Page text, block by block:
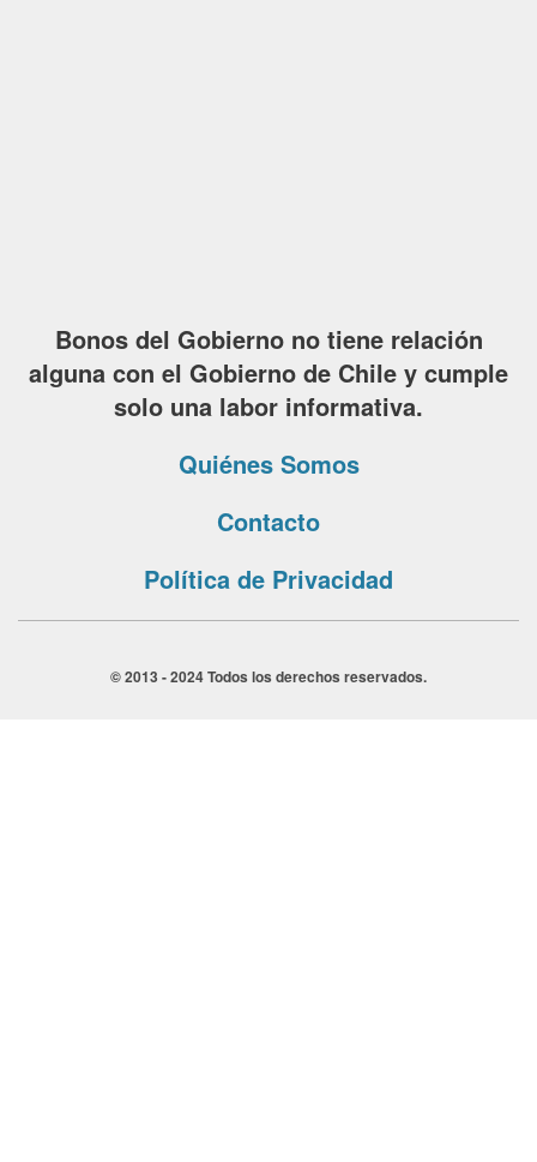
Bonos del Gobierno no tiene relación
alguna con el Gobierno de Chile y cumple
solo una labor informativa.
Quiénes Somos
Contacto
Política de Privacidad
© 2013 - 2024 Todos los derechos reservados.